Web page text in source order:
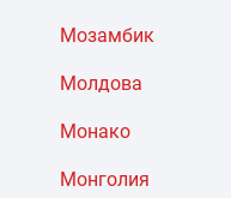
Мозамбик
Молдова
Монако
Монголия